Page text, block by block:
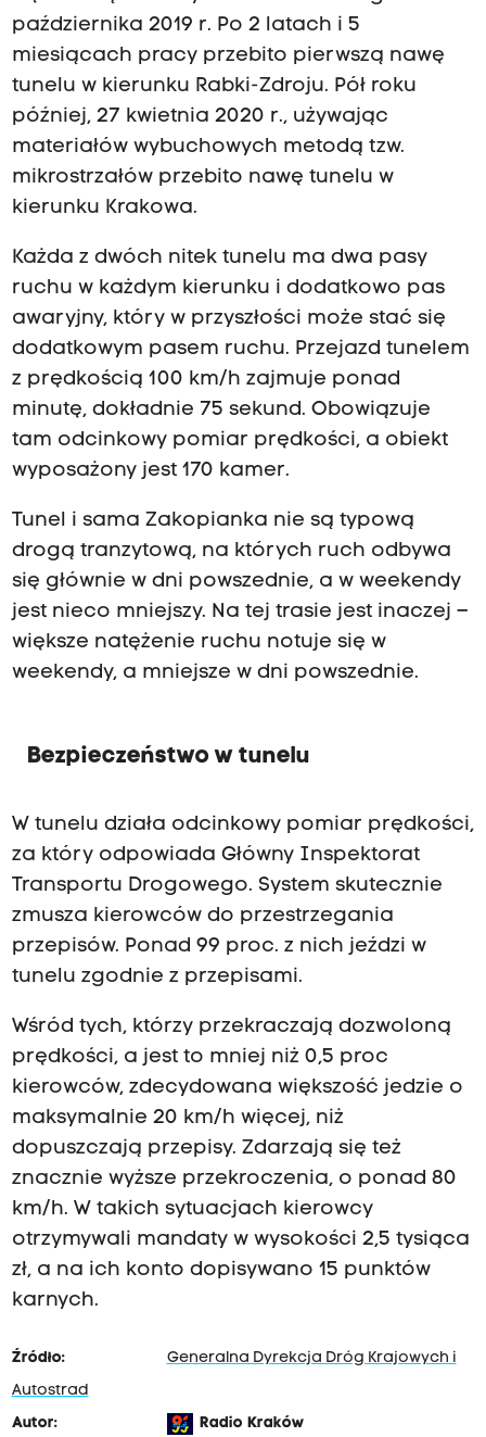
października 2019 r. Po 2 latach i 5
miesiącach pracy przebito pierwszą nawę
tunelu w kierunku Rabki-Zdroju. Pół roku
później, 27 kwietnia 2020 r., używając
materiałów wybuchowych metodą tzw.
mikrostrzałów przebito nawę tunelu w
kierunku Krakowa.
Każda z dwóch nitek tunelu ma dwa pasy
ruchu w każdym kierunku i dodatkowo pas
awaryjny, który w przyszłości może stać się
dodatkowym pasem ruchu. Przejazd tunelem
z prędkością 100 km/h zajmuje ponad
minutę, dokładnie 75 sekund. Obowiązuje
tam odcinkowy pomiar prędkości, a obiekt
wyposażony jest 170 kamer.
Tunel i sama Zakopianka nie są typową
drogą tranzytową, na których ruch odbywa
się głównie w dni powszednie, a w weekendy
jest nieco mniejszy. Na tej trasie jest inaczej –
większe natężenie ruchu notuje się w
weekendy, a mniejsze w dni powszednie.
Bezpieczeństwo w tunelu
W tunelu działa odcinkowy pomiar prędkości,
za który odpowiada Główny Inspektorat
Transportu Drogowego. System skutecznie
zmusza kierowców do przestrzegania
przepisów. Ponad 99 proc. z nich jeździ w
tunelu zgodnie z przepisami.
Wśród tych, którzy przekraczają dozwoloną
prędkości, a jest to mniej niż 0,5 proc
kierowców, zdecydowana większość jedzie o
maksymalnie 20 km/h więcej, niż
dopuszczają przepisy. Zdarzają się też
znacznie wyższe przekroczenia, o ponad 80
km/h. W takich sytuacjach kierowcy
otrzymywali mandaty w wysokości 2,5 tysiąca
zł, a na ich konto dopisywano 15 punktów
karnych.
Źródło:
Generalna Dyrekcja Dróg Krajowych i
Autostrad
Autor:
Radio Kraków